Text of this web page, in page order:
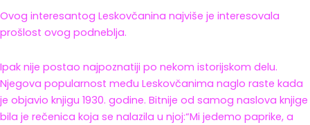
Ovog interesantog Leskovčanina najviše je interesovala
prošlost ovog podneblja.
Ipak nije postao najpoznatiji po nekom istorijskom delu.
Njegova popularnost među Leskovčanima naglo raste kada
je objavio knjigu 1930. godine. Bitnije od samog naslova knjige
bila je rečenica koja se nalazila u njoj:“Mi jedemo paprike, a